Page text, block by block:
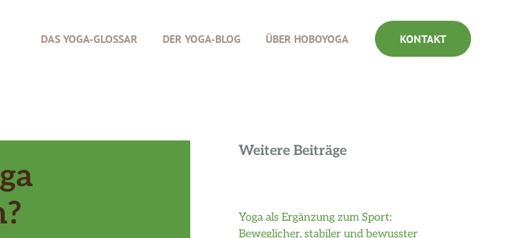
DAS YOGA-GLOSSAR DER YOGA-BLOG ÜBER HOBOYOGA KONTAKT
Weitere Beiträge
Yoga als Ergänzung zum Sport:
Beweglicher, stabiler und bewusster